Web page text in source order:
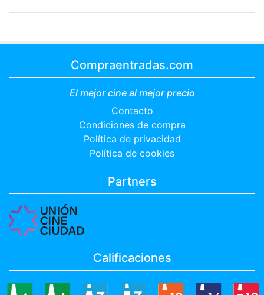
Compraentradas.com
El mejor cine al mejor precio
Contacto
Condiciones de compra
Política de privacidad
Política de cookies
Partners
Calificaciones